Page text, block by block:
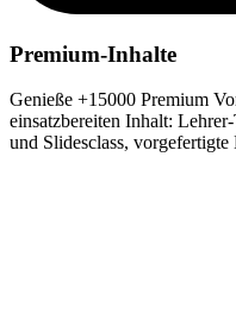
Premium-Inhalte
Genieße +15000 Premium
einsatzbereiten Inhalt:
und Slidesclass,